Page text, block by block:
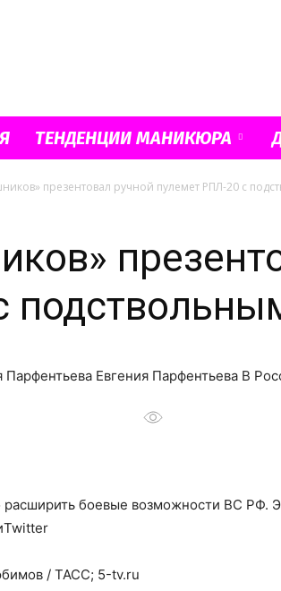
ТЕНДЕНЦИИ МАНИКЮРА
презентовал ручной пулемет РПЛ-20 с
Парфентьева Евгения Парфентьева В
расширить боевые возможности ВС РФ.
/ ТАСС; 5-tv.ru